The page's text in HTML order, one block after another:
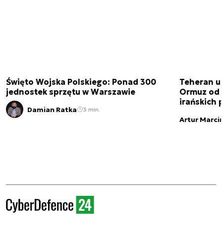
Święto Wojska Polskiego: Ponad 300
jednostek sprzętu w Warszawie
Damian Ratka 3 min.
Teheran
Ormuz
irańskich
Artur